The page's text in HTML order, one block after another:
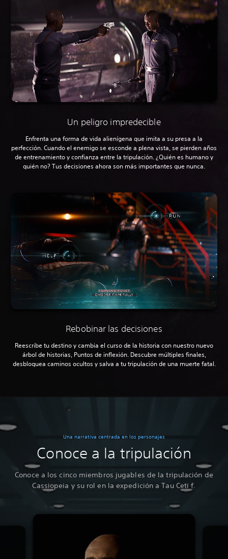
Un peligro impredecible
Enfrenta una forma de vida alienígena que imita a su presa a la
perfección. Cuando el enemigo se esconde a plena vista, se pierden años
de entrenamiento y confianza entre la tripulación. ¿Quién es humano y
quién no? Tus decisiones ahora son más importantes que nunca.
Rebobinar las decisiones
Reescribe tu destino y cambia el curso de la historia con nuestro nuevo
árbol de historias, Puntos de inflexión. Descubre múltiples finales,
desbloquea caminos ocultos y salva a tu tripulación de una muerte fatal.
Una narrativa centrada en los personajes
Conoce a la tripulación
Conoce a los cinco miembros jugables de la tripulación de
Cassiopeia y su rol en la expedición a Tau Ceti f.